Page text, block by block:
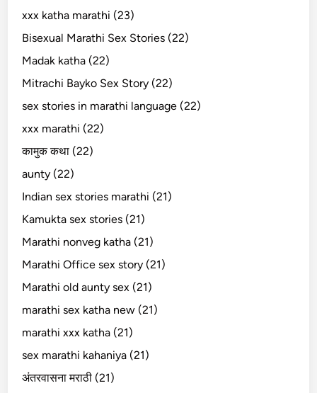
xxx katha marathi (23)
Bisexual Marathi Sex Stories (22)
Madak katha (22)
Mitrachi Bayko Sex Story (22)
sex stories in marathi language (22)
xxx marathi (22)
कामुक कथा (22)
aunty (22)
Indian sex stories marathi (21)
Kamukta sex stories (21)
Marathi nonveg katha (21)
Marathi Office sex story (21)
Marathi old aunty sex (21)
marathi sex katha new (21)
marathi xxx katha (21)
sex marathi kahaniya (21)
अंतरवासना मराठी (21)